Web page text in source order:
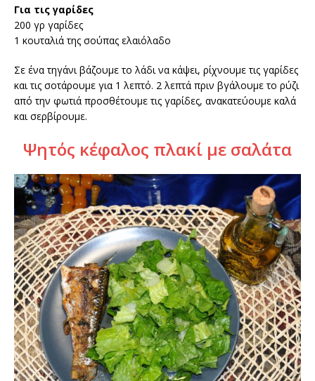
Για τις γαρίδες
200 γρ γαρίδες
1 κουταλιά της σούπας ελαιόλαδο
Σε ένα τηγάνι βάζουμε το λάδι να κάψει, ρίχνουμε τις γαρίδες
και τις σοτάρουμε για 1 λεπτό. 2 λεπτά πριν βγάλουμε το ρύζι
από την φωτιά προσθέτουμε τις γαρίδες, ανακατεύουμε καλά
και σερβίρουμε.
Ψητός κέφαλος πλακί με σαλάτα